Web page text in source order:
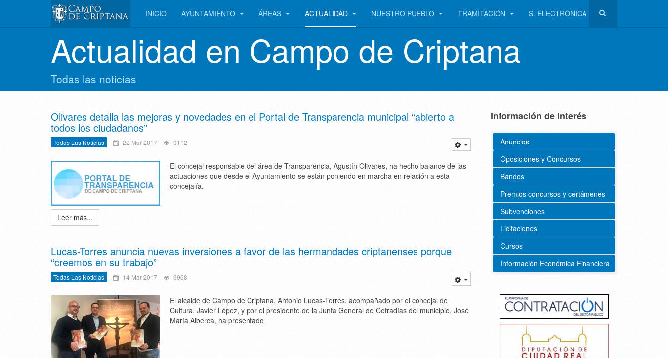
INICIO AYUNTAMIENTO ÁREAS ACTUALIDAD NUESTRO PUEBLO TRAMITACIÓN S. ELECTRÓNICA
Actualidad en Campo de Criptana
Todas las noticias
Olivares detalla las mejoras y novedades en el Portal de Transparencia municipal “abierto a
todos los ciudadanos”
Todas Las Noticias 22 Mar 2017 9112
El concejal responsable del área de Transparencia, Agustín Olivares, ha hecho balance de las
actuaciones que desde el Ayuntamiento se están poniendo en marcha en relación a esta
concejalía.
Leer más...
Lucas-Torres anuncia nuevas inversiones a favor de las hermandades criptanenses porque
“creemos en su trabajo”
Todas Las Noticias 14 Mar 2017 9968
El alcalde de Campo de Criptana, Antonio Lucas-Torres, acompañado por el concejal de
Cultura, Javier López, y por el presidente de la Junta General de Cofradías del municipio, José
María Alberca, ha presentado
Información de Interés
Anuncios
Oposiciones y Concursos
Bandos
Premios concursos y certámenes
Subvenciones
Licitaciones
Cursos
Información Económica Financiera